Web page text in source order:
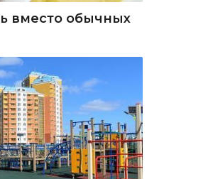
вместо обычных